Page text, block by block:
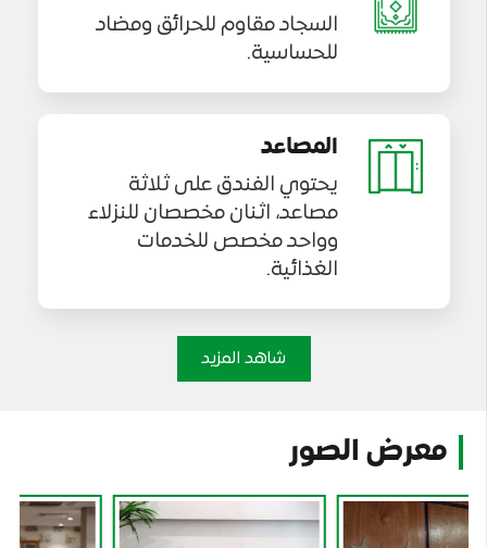
السجاد مقاوم للحرائق ومضاد
للحساسية.
المصاعد
يحتوي الفندق على ثلاثة
مصاعد، اثنان مخصصان للنزلاء
وواحد مخصص للخدمات
الغذائية.
شاهد المزيد
معرض الصور